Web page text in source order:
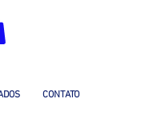
CONTATO